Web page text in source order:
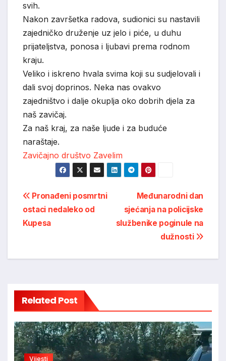
svih.
Nakon završetka radova, sudionici su nastavili
zajedničko druženje uz jelo i piće, u duhu
prijateljstva, ponosa i ljubavi prema rodnom
kraju.
Veliko i iskreno hvala svima koji su sudjelovali i
dali svoj doprinos. Neka nas ovakvo
zajedništvo i dalje okuplja oko dobrih djela za
naš zavičaj.
Za naš kraj, za naše ljude i za buduće
naraštaje.
Zavičajno društvo Zavelim
Post
navigation
Međunarodni dan
sjećanja na policijske
službenike poginule na
dužnosti
Pronađeni posmrtni
ostaci nedaleko od
Kupesa
Related Post
Vijesti